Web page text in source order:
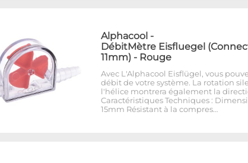
Alphacool -
DébitMètre Eisfluegel
11mm) - Rouge
Avec L'Alphacool Eisflügel, vous
débit de votre système. La rotation
l'hélice montrera également la
Caractéristiques Techniques :
15mm Résistant à la compres…